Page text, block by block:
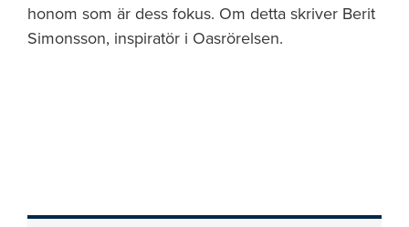
honom som är dess fokus. Om detta skriver Berit
Simonsson, inspiratör i Oasrörelsen.